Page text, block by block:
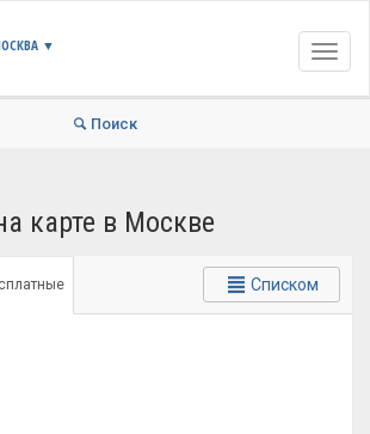
▼
Поиск
карте в Москве
Списком